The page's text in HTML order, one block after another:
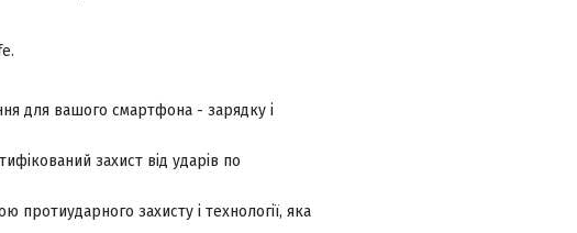
для вашого смартфона - зарядку і
захист від ударів по
протиударного захисту і технології, яка